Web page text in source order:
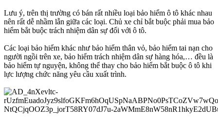
Lưu ý, trên thị trường có bán rất nhiều loại bảo hiểm ô tô khác nhau
nên rất dễ nhầm lẫn giữa các loại. Chủ xe chỉ bắt buộc phải mua bảo
hiểm bắt buộc trách nhiệm dân sự đối với ô tô.
Các loại bảo hiểm khác như bảo hiểm thân vỏ, bảo hiểm tai nạn cho
người ngồi trên xe, bảo hiểm trách nhiệm dân sự hàng hóa,… đều là
bảo hiểm tự nguyện, không thể thay cho bảo hiểm bắt buộc ô tô khi
lực lượng chức năng yêu cầu xuất trình.